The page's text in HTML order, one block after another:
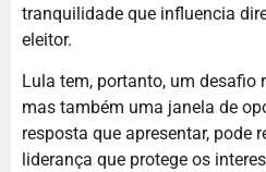
tranquilidade que influencia
eleitor.
Lula tem, portanto, um desafio
mas também uma janela de
resposta que apresentar, pode
liderança que protege os